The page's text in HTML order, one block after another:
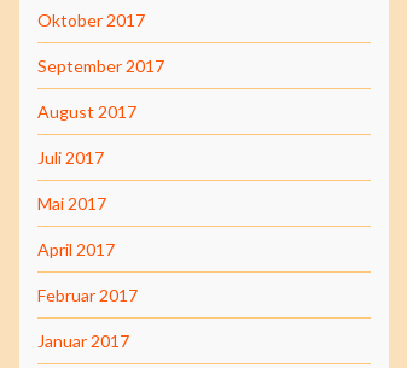
Oktober 2017
September 2017
August 2017
Juli 2017
Mai 2017
April 2017
Februar 2017
Januar 2017